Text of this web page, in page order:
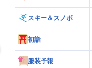
スキー＆スノボ
初詣
服装予報